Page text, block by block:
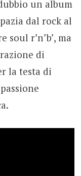
un album
dal rock al
r’n’b’, ma
di
la testa di